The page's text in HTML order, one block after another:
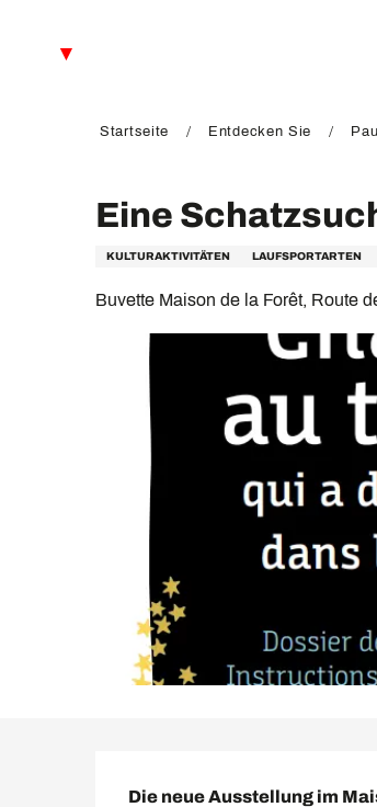
Startseite Entdecken Sie
Eine
KULTURAKTIVITÄTEN LAUFSPORTARTEN
Buvette Maison de la Forêt, Route
Die neue Ausstellung im